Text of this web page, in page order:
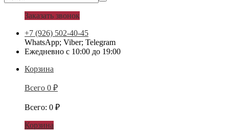
Заказать звонок
+7 (926) 502-40-45
WhatsApp; Viber; Telegram
Ежедневно с 10:00 до 19:00
Корзина
Всего 0 ₽
Всего: 0 ₽
Корзина